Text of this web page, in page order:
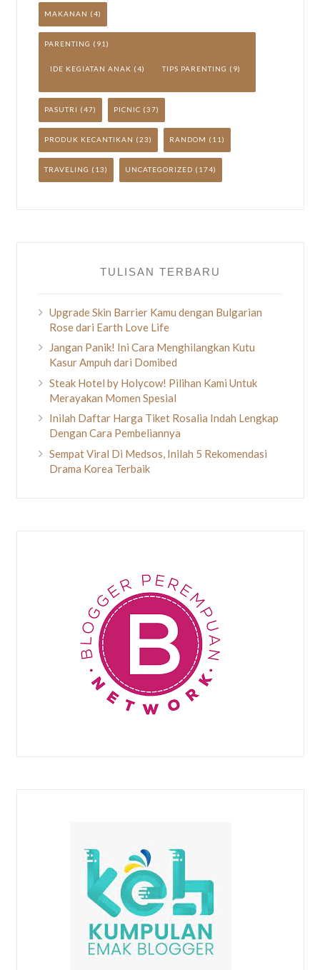
MAKANAN (4)
PARENTING (91)
IDE KEGIATAN ANAK (4) TIPS PARENTING (9)
PASUTRI (47) PICNIC (37)
PRODUK KECANTIKAN (23) RANDOM (11)
TRAVELING (13) UNCATEGORIZED (174)
TULISAN TERBARU
Upgrade Skin Barrier Kamu dengan Bulgarian
Rose dari Earth Love Life
Jangan Panik! Ini Cara Menghilangkan Kutu
Kasur Ampuh dari Domibed
Steak Hotel by Holycow! Pilihan Kami Untuk
Merayakan Momen Spesial
Inilah Daftar Harga Tiket Rosalia Indah Lengkap
Dengan Cara Pembeliannya
Sempat Viral Di Medsos, Inilah 5 Rekomendasi
Drama Korea Terbaik